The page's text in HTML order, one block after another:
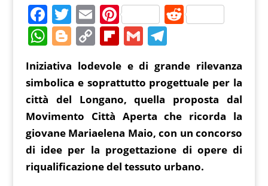
F
a
c
e
b
o
o
k
T
w
itt
er
E
m
ai
l
Pi
nt
er
e
st
R
di
t
W
h
at
s
A
p
p
Bl
o
g
g
er
C
p
y
Li
n
k
Fl
b
o
ar
d
G
m
ai
l
T
el
e
gr
a
m
Iniziativa lodevole e di grande rilevanza
simbolica e soprattutto progettuale per la
città del Longano, quella proposta dal
Movimento Città Aperta che ricorda la
giovane Mariaelena Maio, con un concorso
di idee per la progettazione di opere di
riqualificazione del tessuto urbano.